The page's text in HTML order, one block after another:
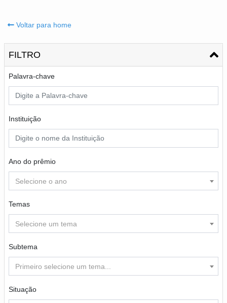
Voltar para home
FILTRO
Palavra-chave
Instituição
Ano do prêmio
Selecione o ano
Temas
Selecione um tema
Subtema
Primeiro selecione um tema...
Situação